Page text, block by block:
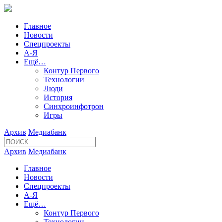
Главное
Новости
Спецпроекты
А-Я
Ещё…
Контур Первого
Технологии
Люди
История
Синхроинфотрон
Игры
Архив Медиабанк
Архив Медиабанк
Главное
Новости
Спецпроекты
А-Я
Ещё…
Контур Первого